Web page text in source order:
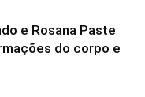
e Rosana Paste
do corpo e